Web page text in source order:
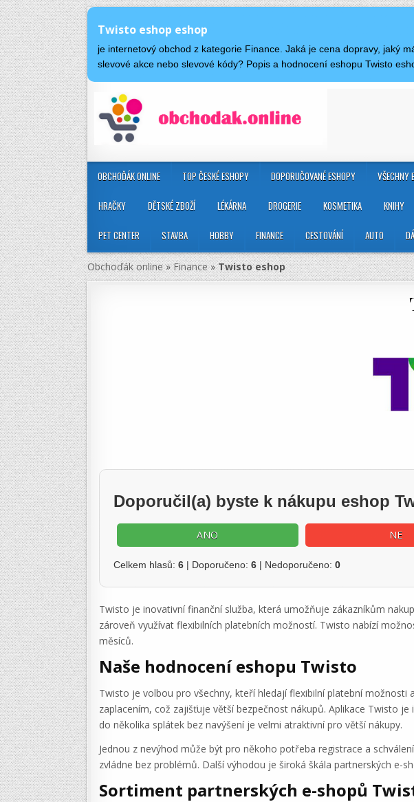
Twisto eshop eshop
je internetový obchod z kategorie Finance. Jaká je cena dopravy, jaký
slevové akce nebo slevové kódy? Popis a hodnocení eshopu Twisto
OBCHOĎÁK ONLINE TOP ČESKÉ ESHOPY DOPORUČOVANÉ ESHOPY VŠECHNY
HRAČKY DĚTSKÉ ZBOŽÍ LÉKÁRNA DROGERIE KOSMETIKA KNIHY
PET CENTER STAVBA HOBBY FINANCE CESTOVÁNÍ AUTO
Obchoďák online»Finance»Twisto eshop
Doporučil(a) byste k nákupu eshop
ANO NE
Celkem hlasů: 6 | Doporučeno: 6 | Nedoporučeno: 0
Twisto je inovativní finanční služba, která umožňuje zákazníkům
zároveň využívat flexibilních platebních možností. Twisto nabízí
měsíců.
Naše hodnocení eshopu Twisto
Twisto je volbou pro všechny, kteří hledají flexibilní platební
zaplacením, což zajišťuje větší bezpečnost nákupů. Aplikace Twisto
do několika splátek bez navýšení je velmi atraktivní pro větší nákupy.
Jednou z nevýhod může být pro někoho potřeba registrace a
zvládne bez problémů. Další výhodou je široká škála partnerských
Sortiment partnerských e-shopů